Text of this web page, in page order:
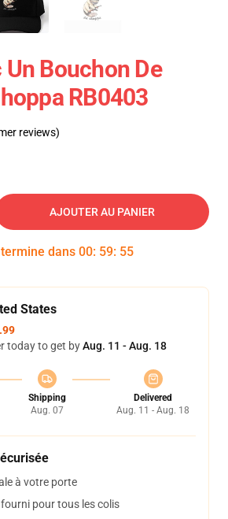
Bouchon De
RB0403
reviews)
AJOUTER AU PANIER
dans 00: 59: 54
States
today to get byAug. 11 - Aug. 18
Shipping
Aug. 07
Delivered
Aug. 11 - Aug. 18
à votre porte
pour tous les colis